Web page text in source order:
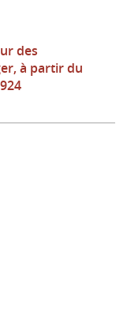
des
à partir du